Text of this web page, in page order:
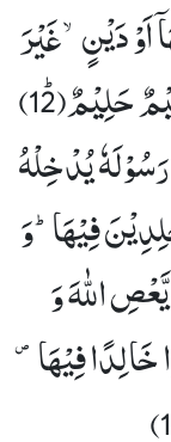
اَوْ دَیْنٍۙ-غَیْرَ
یُدْخِلْهُ
فِیْهَاؕ-وَ
اللّٰهَ وَ
فِیْهَا ۪-